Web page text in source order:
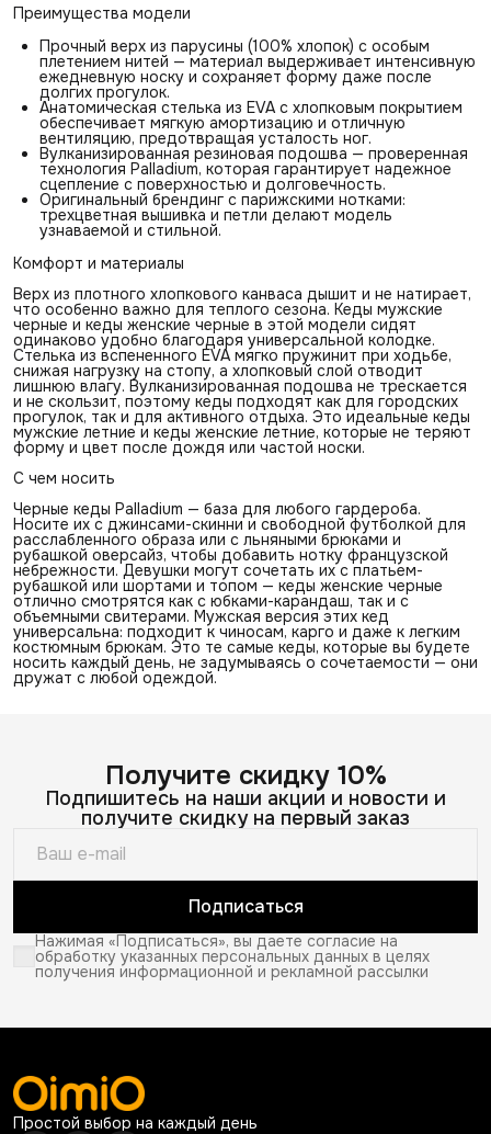
Преимущества модели
Прочный верх из парусины (100% хлопок) с особым
плетением нитей — материал выдерживает интенсивную
ежедневную носку и сохраняет форму даже после
долгих прогулок.
Анатомическая стелька из EVA с хлопковым покрытием
обеспечивает мягкую амортизацию и отличную
вентиляцию, предотвращая усталость ног.
Вулканизированная резиновая подошва — проверенная
технология Palladium, которая гарантирует надежное
сцепление с поверхностью и долговечность.
Оригинальный брендинг с парижскими нотками:
трехцветная вышивка и петли делают модель
узнаваемой и стильной.
Комфорт и материалы
Верх из плотного хлопкового канваса дышит и не натирает,
что особенно важно для теплого сезона. Кеды мужские
черные и кеды женские черные в этой модели сидят
одинаково удобно благодаря универсальной колодке.
Стелька из вспененного EVA мягко пружинит при ходьбе,
снижая нагрузку на стопу, а хлопковый слой отводит
лишнюю влагу. Вулканизированная подошва не трескается
и не скользит, поэтому кеды подходят как для городских
прогулок, так и для активного отдыха. Это идеальные кеды
мужские летние и кеды женские летние, которые не теряют
форму и цвет после дождя или частой носки.
С чем носить
Черные кеды Palladium — база для любого гардероба.
Носите их с джинсами-скинни и свободной футболкой для
расслабленного образа или с льняными брюками и
рубашкой оверсайз, чтобы добавить нотку французской
небрежности. Девушки могут сочетать их с платьем-
рубашкой или шортами и топом — кеды женские черные
отлично смотрятся как с юбками-карандаш, так и с
объемными свитерами. Мужская версия этих кед
универсальна: подходит к чиносам, карго и даже к легким
костюмным брюкам. Это те самые кеды, которые вы будете
носить каждый день, не задумываясь о сочетаемости — они
дружат с любой одеждой.
Получите скидку 10%
Подпишитесь на наши акции и новости и
получите скидку на первый заказ
Подписаться
Нажимая «Подписаться», вы даете согласие на
обработку указанных персональных данных в целях
получения информационной и рекламной рассылки
Простой выбор на каждый день